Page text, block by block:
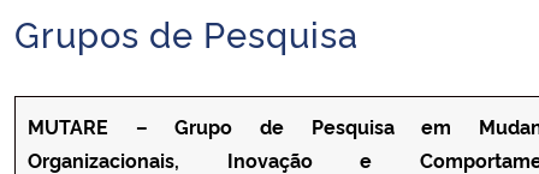
Ministério da Economia
Ministério da Agricultura, Pecuária e Abastecimento
Início do conteúdo
Grupos de Pesquisa
MUTARE – Grupo de Pesquisa em
Organizacionais, Inovação e